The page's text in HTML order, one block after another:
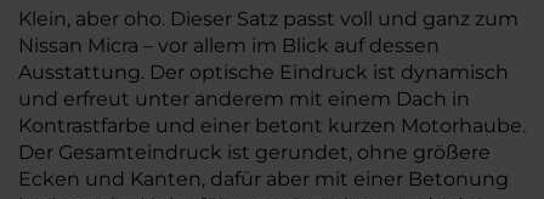
Klein, aber oho. Dieser Satz passt voll und ganz zum
Nissan Micra – vor allem im Blick auf dessen
Ausstattung. Der optische Eindruck ist dynamisch
und erfreut unter anderem mit einem Dach in
Kontrastfarbe und einer betont kurzen Motorhaube.
Der Gesamteindruck ist gerundet, ohne größere
Ecken und Kanten, dafür aber mit einer Betonung